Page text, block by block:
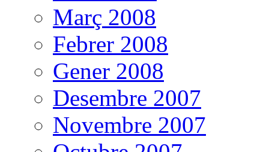
Març 2008
Febrer 2008
Gener 2008
Desembre 2007
Novembre 2007